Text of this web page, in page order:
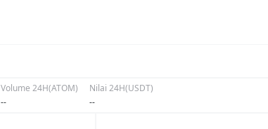
Volume 24H(ATOM)
--
Nilai 24H(USDT)
--